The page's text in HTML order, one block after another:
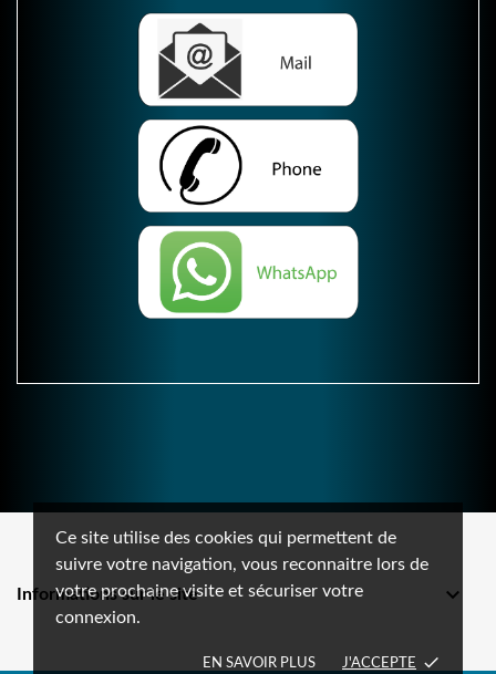
Ce site utilise des cookies qui permettent de
suivre votre navigation, vous reconnaitre lors de
votre prochaine visite et sécuriser votre
connexion.
EN SAVOIR PLUS J'ACCEPTE done
Informations sur le site 